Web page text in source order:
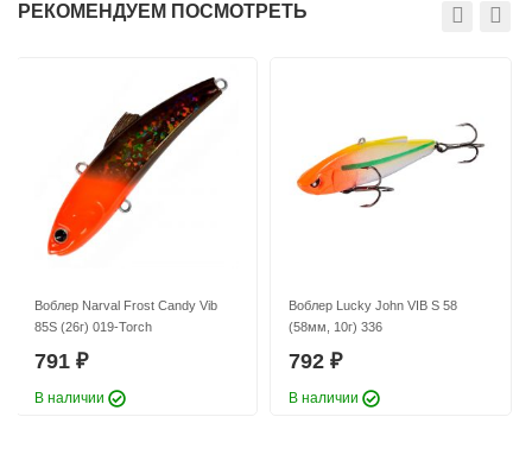
РЕКОМЕНДУЕМ ПОСМОТРЕТЬ
Воблер Narval Frost Candy Vib
85S (26г) 019-Torch
791 ₽
В наличии
Воблер Lucky John VIB S 58
(58мм, 10г) 336
792 ₽
В наличии